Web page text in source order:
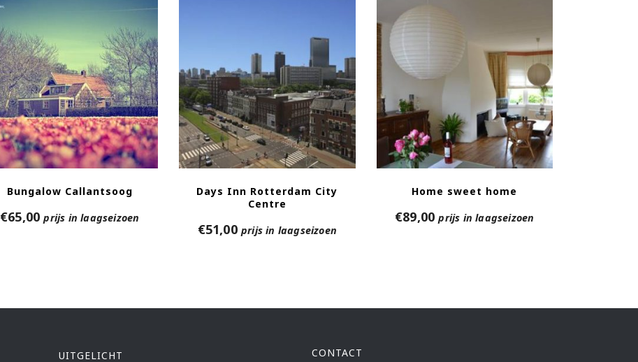
Bungalow Callantsoog
€65,00 prijs in laagseizoen
Days Inn Rotterdam City
Centre
€51,00 prijs in laagseizoen
Home sweet home
€89,00 prijs in laagseizoen
UITGELICHT CONTACT